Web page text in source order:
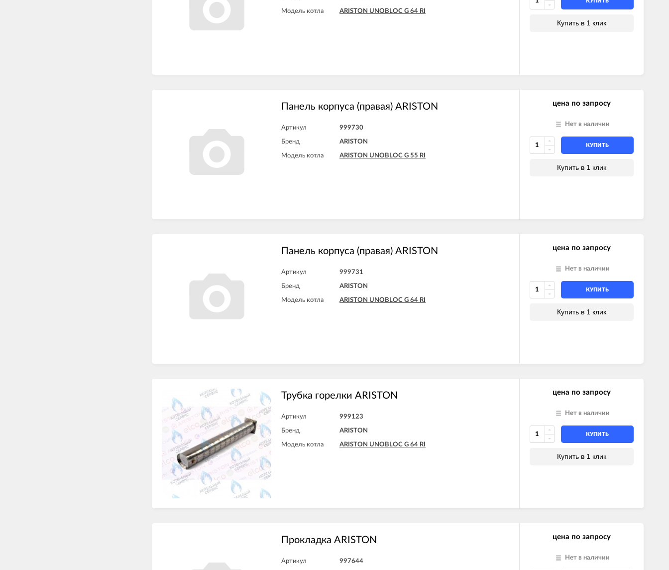
Модель котла ARISTON UNOBLOC G 64 RI
Купить в 1 клик
Панель корпуса (правая) ARISTON
Артикул 999730
Бренд ARISTON
Модель котла ARISTON UNOBLOC G 55 RI
цена по запросу
Нет в наличии
КУПИТЬ
Купить в 1 клик
Панель корпуса (правая) ARISTON
Артикул 999731
Бренд ARISTON
Модель котла ARISTON UNOBLOC G 64 RI
цена по запросу
Нет в наличии
КУПИТЬ
Купить в 1 клик
Трубка горелки ARISTON
Артикул 999123
Бренд ARISTON
Модель котла ARISTON UNOBLOC G 64 RI
цена по запросу
Нет в наличии
КУПИТЬ
Купить в 1 клик
Прокладка ARISTON
Артикул 997644
цена по запросу
Нет в наличии